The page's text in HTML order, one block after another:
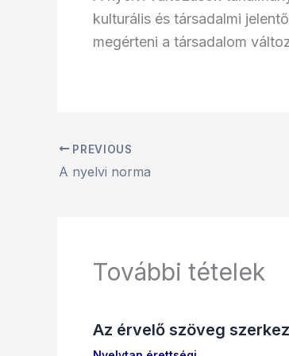
kulturális és társadalmi
megérteni a társadalom
PREVIOUS
A nyelvi norma
További tételek
Az érvelő szöveg